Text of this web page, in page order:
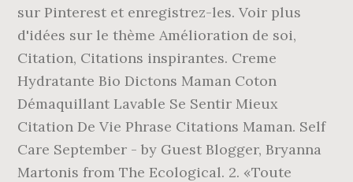
sur Pinterest et enregistrez-les. Voir plus
d'idées sur le thème Amélioration de soi,
Citation, Citations inspirantes. Creme
Hydratante Bio Dictons Maman Coton
Démaquillant Lavable Se Sentir Mieux
Citation De Vie Phrase Citations Maman. Self
Care September - by Guest Blogger, Bryanna
Martonis from The Ecological. 2. «Toute